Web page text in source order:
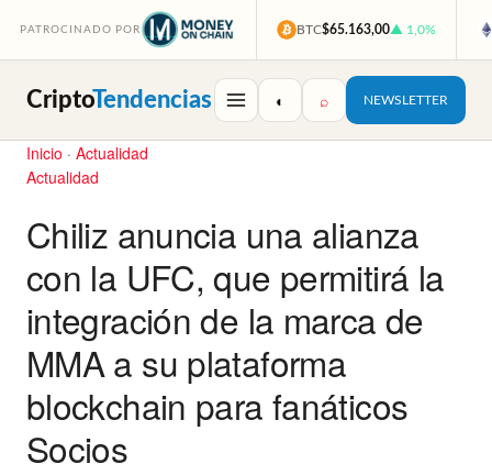
PATROCINADO POR BTC$65.163,00▲ 1,0%
CriptoTendencias ◐ ⌕ NEWSLETTER
Inicio · Actualidad
Actualidad
Chiliz anuncia una alianza
con la UFC, que permitirá la
integración de la marca de
MMA a su plataforma
blockchain para fanáticos
Socios